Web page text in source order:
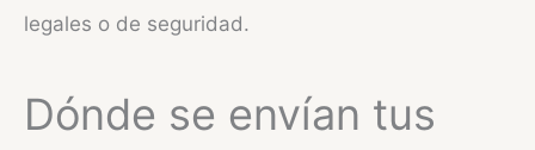
legales o de seguridad.
Dónde se envían tus